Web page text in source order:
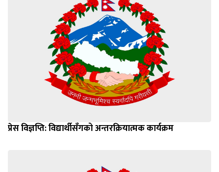
प्रेस विज्ञप्ति: विद्यार्थीसँगको अन्तरक्रियात्मक कार्यक्रम